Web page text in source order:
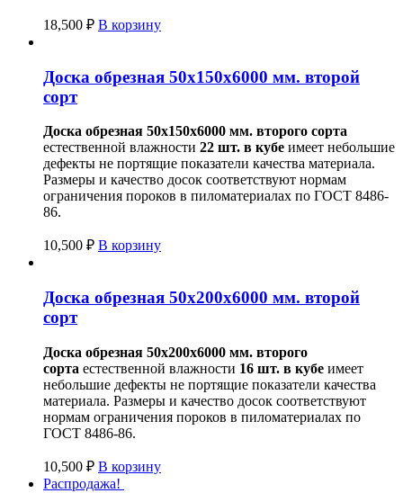
18,500 ₽ В корзину
Доска обрезная 50х150х6000 мм. второй
сорт
Доска обрезная 50х150х6000 мм. второго сорта
естественной влажности 22 шт. в кубе имеет небольшие
дефекты не портящие показатели качества материала.
Размеры и качество досок соответствуют нормам
ограничения пороков в пиломатериалах по ГОСТ 8486-
86.
10,500 ₽ В корзину
Доска обрезная 50х200х6000 мм. второй
сорт
Доска обрезная 50х200х6000 мм. второго
сорта естественной влажности 16 шт. в кубе имеет
небольшие дефекты не портящие показатели качества
материала. Размеры и качество досок соответствуют
нормам ограничения пороков в пиломатериалах по
ГОСТ 8486-86.
10,500 ₽ В корзину
Распродажа!